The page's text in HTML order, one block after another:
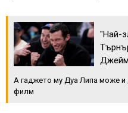
"Най-
А гаджето му Дуа Липа може и
филм